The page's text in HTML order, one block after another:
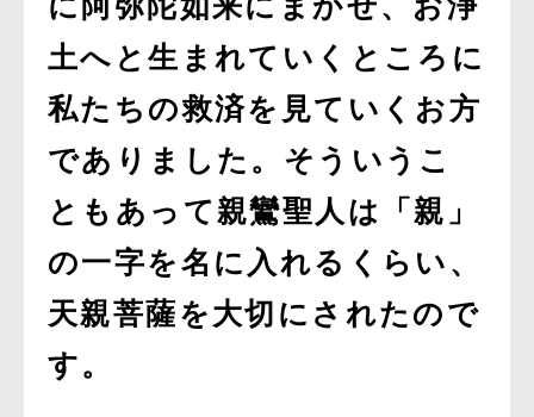
に阿弥陀如来にまかせ、お浄
土へと生まれていくところに
私たちの救済を見ていくお方
でありました。そういうこ
ともあって親鸞聖人は「親」
の一字を名に入れるくらい、
天親菩薩を大切にされたので
す。